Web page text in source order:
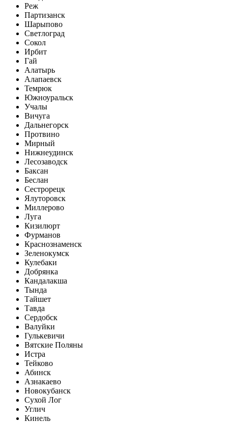
Реж
Партизанск
Шарыпово
Светлоград
Сокол
Ирбит
Гай
Алатырь
Алапаевск
Темрюк
Южноуральск
Учалы
Вичуга
Дальнегорск
Протвино
Мирный
Нижнеудинск
Лесозаводск
Баксан
Беслан
Сестрорецк
Ялуторовск
Миллерово
Луга
Кизилюрт
Фурманов
Краснознаменск
Зеленокумск
Кулебаки
Добрянка
Кандалакша
Тында
Тайшет
Тавда
Сердобск
Валуйки
Гулькевичи
Вятские Поляны
Истра
Тейково
Абинск
Азнакаево
Новокубанск
Сухой Лог
Углич
Кинель